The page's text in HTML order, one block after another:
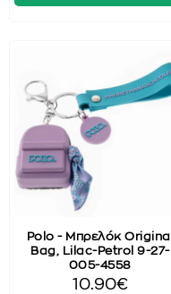
Polo - Μπρελόκ Original
Bag, Lilac-Petrol 9-27-
005-4558
10.90€